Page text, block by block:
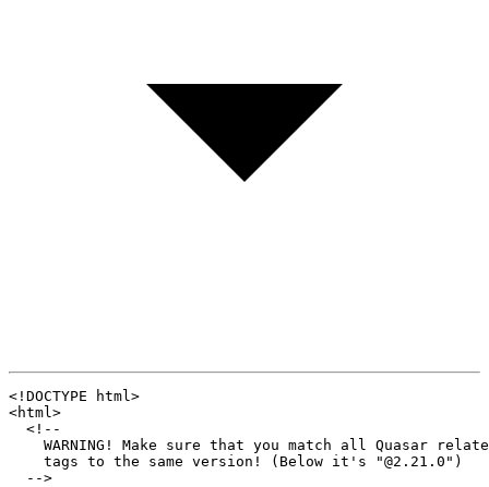
<! DOCTYPE html >
<html >
<!--
WARNING! Make sure that you match all Quasar
    tags to the same version! (Below it's "@2.21.0")
  -->